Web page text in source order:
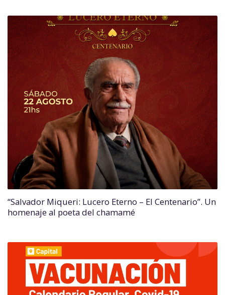
“Salvador Miqueri: Lucero Eterno – El Centenario”. Un
homenaje al poeta del chamamé